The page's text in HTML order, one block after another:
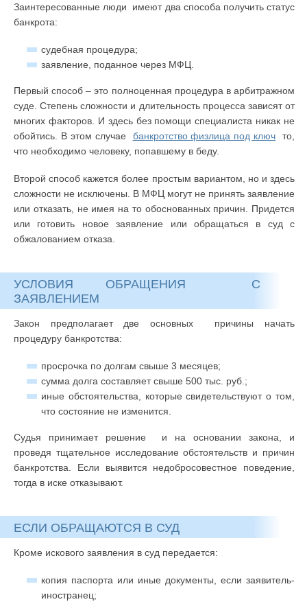
Заинтересованные люди имеют два способа получить статус
банкрота:
судебная процедура;
заявление, поданное через МФЦ.
Первый способ – это полноценная процедура в арбитражном
суде. Степень сложности и длительность процесса зависят от
многих факторов. И здесь без помощи специалиста никак не
обойтись. В этом случае банкротство физлица под ключ то,
что необходимо человеку, попавшему в беду.
Второй способ кажется более простым вариантом, но и здесь
сложности не исключены. В МФЦ могут не принять заявление
или отказать, не имея на то обоснованных причин. Придется
или готовить новое заявление или обращаться в суд с
обжалованием отказа.
УСЛОВИЯ ОБРАЩЕНИЯ С
ЗАЯВЛЕНИЕМ
Закон предполагает две основных причины начать
процедуру банкротства:
просрочка по долгам свыше 3 месяцев;
сумма долга составляет свыше 500 тыс. руб.;
иные обстоятельства, которые свидетельствуют о том,
что состояние не изменится.
Судья принимает решение и на основании закона, и
проведя тщательное исследование обстоятельств и причин
банкротства. Если выявится недобросовестное поведение,
тогда в иске отказывают.
ЕСЛИ ОБРАЩАЮТСЯ В СУД
Кроме искового заявления в суд передается:
копия паспорта или иные документы, если заявитель-
иностранец;